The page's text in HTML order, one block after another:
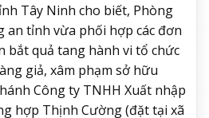
Tây Ninh cho biết, Phòng
an tỉnh vừa phối hợp các đơn
bắt quả tang hành vi tổ chức
giả, xâm phạm sở hữu
Công ty TNHH Xuất nhập
hợp Thịnh Cường (đặt tại xã